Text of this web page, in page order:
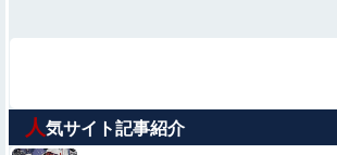
人気サイト記事紹介